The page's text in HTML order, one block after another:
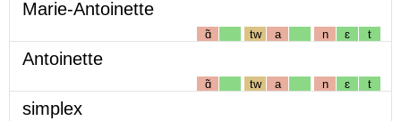
Marie-Antoinette
ɑ̃ tw a n ɛ t
Antoinette
ɑ̃ tw a n ɛ t
simplex